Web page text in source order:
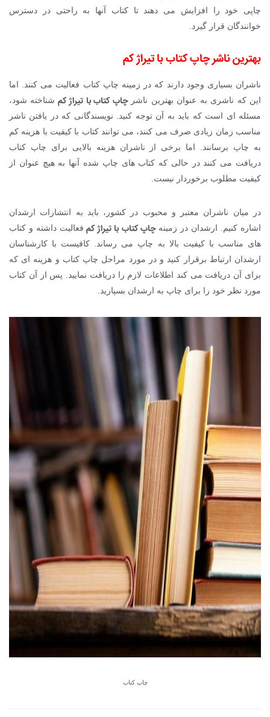
چاپی خود را افزایش می دهند تا کتاب آنها به راحتی در دسترس
خوانندگان قرار گیرد.
بهترین ناشرچاپ کتاب با تیراژ کم
ناشران بسیاری وجود دارند که در زمینه چاپ کتاب فعالیت می کنند. اما
این که ناشری به عنوان بهترین ناشرچاپ کتاب با تیراژ کم شناخته شود،
مسئله ای است که باید به آن توجه کنید. نویسندگانی که در یافتن ناشر
مناسب زمان زیادی صرف می کنند، می توانند کتاب با کیفیت با هزینه کم
به چاپ برسانند. اما برخی از ناشران هزینه بالایی برای چاپ کتاب
دریافت می کنند در حالی که کتاب های چاپ شده آنها به هیچ عنوان از
کیفیت مطلوب برخوردار نیست.
در میان ناشران معتبر و محبوب در کشور، باید به انتشارات ارشدان
اشاره کنیم. ارشدان در زمینهچاپ کتاب با تیراژ کم فعالیت داشته و کتاب
های مناسب با کیفیت بالا به چاپ می رساند. کافیست با کارشناسان
ارشدان ارتباط برقرار کنید و در مورد مراحل چاپ کتاب و هزینه ای که
برای آن دریافت می کند اطلاعات لازم را دریافت نمایید. پس از آن کتاب
مورد نظر خود را برای چاپ به ارشدان بسپارید.
چاپ کتاب